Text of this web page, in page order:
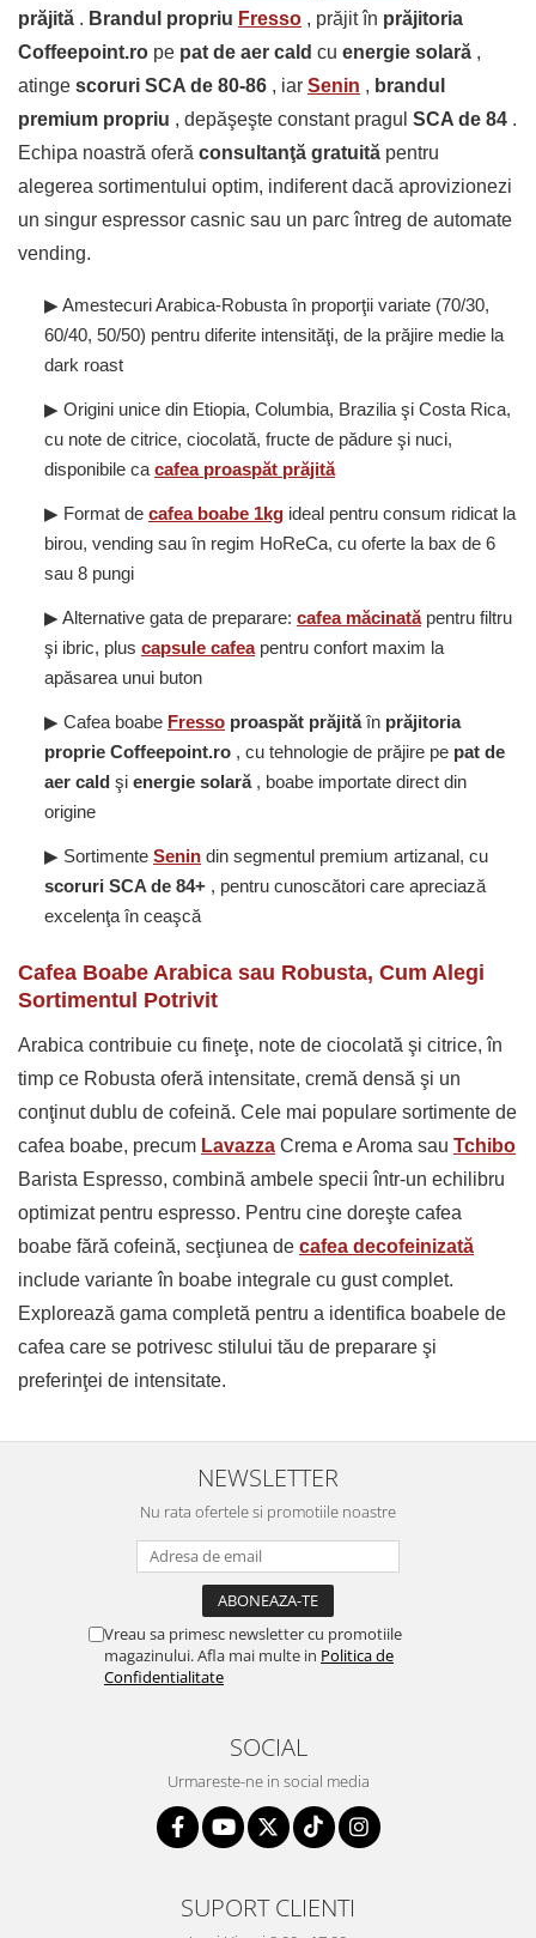
prăjită . Brandul propriu Fresso , prăjit în prăjitoria
Coffeepoint.ro pe pat de aer cald cu energie solară ,
atinge scoruri SCA de 80-86 , iar Senin , brandul
premium propriu , depăşeşte constant pragul SCA de 84 .
Echipa noastră oferă consultanţă gratuită pentru
alegerea sortimentului optim, indiferent dacă aprovizionezi
un singur espressor casnic sau un parc întreg de automate
vending.
▶ Amestecuri Arabica-Robusta în proporţii variate (70/30,
60/40, 50/50) pentru diferite intensităţi, de la prăjire medie la
dark roast
▶ Origini unice din Etiopia, Columbia, Brazilia şi Costa Rica,
cu note de citrice, ciocolată, fructe de pădure şi nuci,
disponibile ca cafea proaspăt prăjită
▶ Format de cafea boabe 1kg ideal pentru consum ridicat la
birou, vending sau în regim HoReCa, cu oferte la bax de 6
sau 8 pungi
▶ Alternative gata de preparare: cafea măcinatăpentru filtru
şi ibric, plus capsule cafeapentru confort maxim la
apăsarea unui buton
▶ Cafea boabe Fresso proaspăt prăjităîn prăjitoria
proprie Coffeepoint.ro , cu tehnologie de prăjire pe pat de
aer cald şi energie solară, boabe importate direct din
origine
▶ Sortimente Senin din segmentul premium artizanal, cu
scoruri SCA de 84+ , pentru cunoscători care apreciază
excelenţa în ceaşcă
Cafea Boabe Arabica sau Robusta, Cum Alegi
Sortimentul Potrivit
Arabica contribuie cu fineţe, note de ciocolată şi citrice, în
timp ce Robusta oferă intensitate, cremă densă şi un
conţinut dublu de cofeină. Cele mai populare sortimente de
cafea boabe, precum Lavazza Crema e Aroma sau Tchibo
Barista Espresso, combină ambele specii într-un echilibru
optimizat pentru espresso. Pentru cine doreşte cafea
boabe fără cofeină, secţiunea de cafea decofeinizată
include variante în boabe integrale cu gust complet.
Explorează gama completă pentru a identifica boabele de
cafea care se potrivesc stilului tău de preparare şi
preferinţei de intensitate.
NEWSLETTER
Nu rata ofertele si promotiile noastre
Vreau sa primesc newsletter cu promotiile
magazinului. Afla mai multe in Politica de
Confidentialitate
SOCIAL
Urmareste-ne in social media
SUPORT CLIENTI